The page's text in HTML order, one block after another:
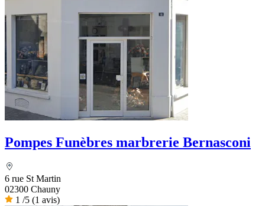
Pompes Funèbres marbrerie Bernasconi
6 rue St Martin
02300 Chauny
1 /5 (1 avis)